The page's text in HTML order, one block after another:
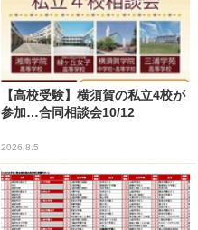
【高校受験】横須賀の私立4校が
参加…合同相談会10/12
2026.8.5